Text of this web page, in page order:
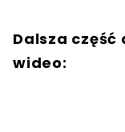
Dalsza część
wideo: